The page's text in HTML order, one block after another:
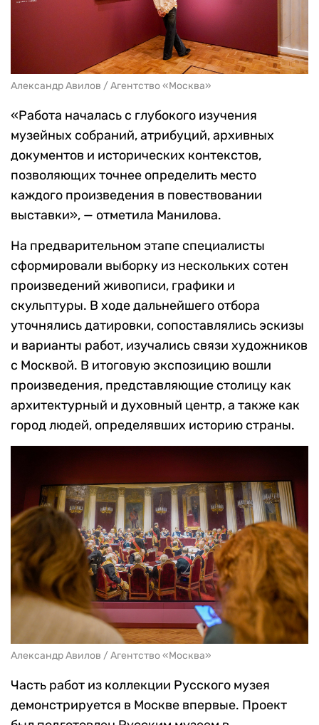
Александр Авилов / Агентство «Москва»
«Работа началась с глубокого изучения
музейных собраний, атрибуций, архивных
документов и исторических контекстов,
позволяющих точнее определить место
каждого произведения в повествовании
выставки», — отметила Манилова.
На предварительном этапе специалисты
сформировали выборку из нескольких сотен
произведений живописи, графики и
скульптуры. В ходе дальнейшего отбора
уточнялись датировки, сопоставлялись эскизы
и варианты работ, изучались связи художников
с Москвой. В итоговую экспозицию вошли
произведения, представляющие столицу как
архитектурный и духовный центр, а также как
город людей, определявших историю страны.
Александр Авилов / Агентство «Москва»
Часть работ из коллекции Русского музея
демонстрируется в Москве впервые. Проект